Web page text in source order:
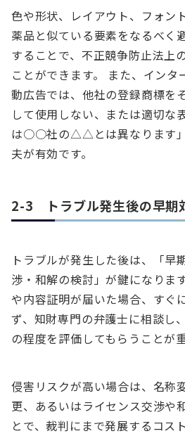
色や形状、レイアウト、フォン
薬品と似ている要素をなるべく
することで、不正競争防止法上
ことができます。 また、インタ
動広告では、他社の登録商標を
して使用しない、または適切な
は○○社の△△とは異なります」
夫が有効です。
2-3 トラブル発生後の早期
トラブルが発生した後は、「早
渉・和解の検討」が鍵になりま
や内容証明が届いた場合、すぐ
ず、知財専門の弁護士に相談し
の程度を評価してもらうことが重
侵害リスクが高い場合は、名称
更、あるいはライセンス交渉や
とで、裁判にまで発展するコス